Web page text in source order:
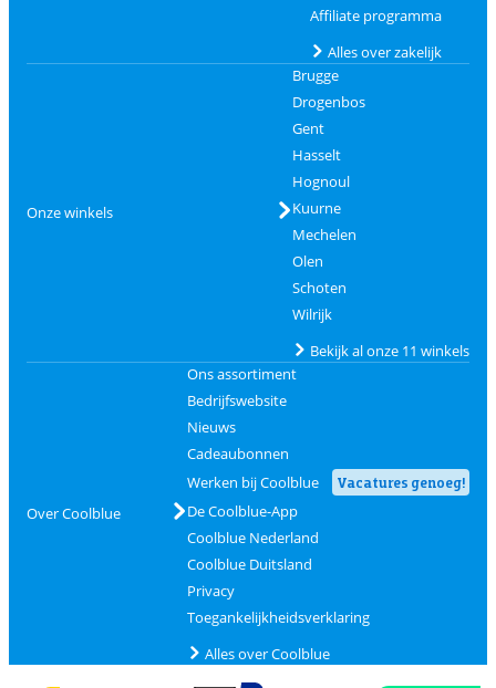
Affiliate programma
Alles over zakelijk
Onze winkels
Brugge
Drogenbos
Gent
Hasselt
Hognoul
Kuurne
Mechelen
Olen
Schoten
Wilrijk
Bekijk al onze 11 winkels
Over Coolblue
Ons assortiment
Bedrijfswebsite
Nieuws
Cadeaubonnen
Werken bij Coolblue
Vacatures genoeg!
De Coolblue-App
Coolblue Nederland
Coolblue Duitsland
Privacy
Toegankelijkheidsverklaring
Alles over Coolblue